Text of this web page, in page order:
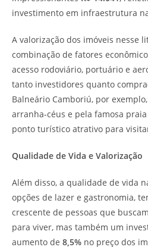
investimento em infraestrutura
A valorização dos imóveis nesse
combinação de fatores
acesso rodoviário, portuário e
tanto investidores quanto
Balneário Camboriú, por
arranha-céus e pela famosa
ponto turístico atrativo para
Qualidade de Vida e Valorização
Além disso, a qualidade de vida
opções de lazer e gastronomia,
crescente de pessoas que
para viver, mas também um
aumento de 8,5% no preço dos